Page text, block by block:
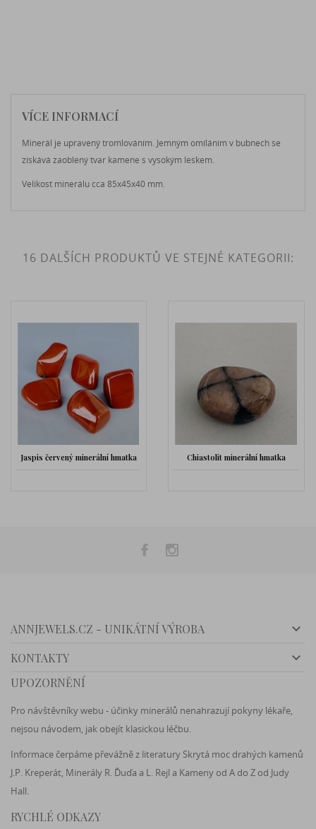
VÍCE INFORMACÍ
Minerál je upravený tromlováním. Jemným omíláním v bubnech se
získává zaoblený tvar kamene s vysokým leskem.
Velikost minerálu cca 85x45x40 mm.
16 DALŠÍCH PRODUKTŮ VE STEJNÉ KATEGORII:
Jaspis červený minerální hmatka Chiastolit minerální hmatka
ANNJEWELS.CZ - UNIKÁTNÍ VÝROBA 
KONTAKTY 
UPOZORNĚNÍ
Pro návštěvníky webu - účinky minerálů nenahrazují pokyny lékaře,
nejsou návodem, jak obejít klasickou léčbu.
Informace čerpáme převážně z literatury Skrytá moc drahých kamenů
J.P. Kreperát, Minerály R. Ďuďa a L. Rejl a Kameny od A do Z od Judy
Hall.
RYCHLÉ ODKAZY